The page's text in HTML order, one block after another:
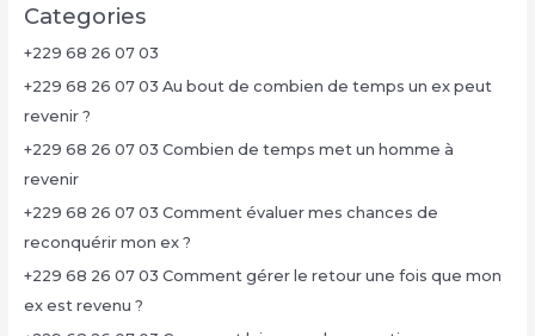
Categories
+229 68 26 07 03
+229 68 26 07 03 Au bout de combien de temps un ex peut
revenir ?
+229 68 26 07 03 Combien de temps met un homme à
revenir
+229 68 26 07 03 Comment évaluer mes chances de
reconquérir mon ex ?
+229 68 26 07 03 Comment gérer le retour une fois que mon
ex est revenu ?